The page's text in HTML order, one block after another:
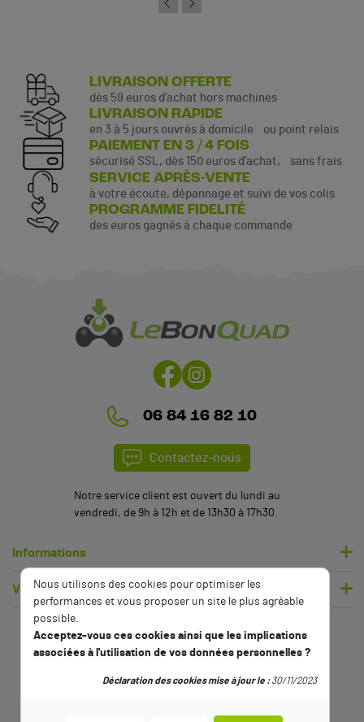
(2 avis)
LIVRAISON OFFERTE
dès 59 euros d’achat hors machines
LIVRAISON RAPIDE
en 3 à 5 jours ouvrés à domicile ou point relais
PAIEMENT EN 3 / 4 FOIS
sécurisé SSL, dès 150 euros d’achat, sans frais
SERVICE APRÈS-VENTE
à votre écoute, dépannage et suivi de vos colis
PROGRAMME FIDELITÉ
des euros gagnés à chaque commande
06 84 16 82 10
Contactez-nous
Notre service client est ouvert du lundi au
vendredi, de 9h à 12h et de 13h30 à 17h30.
Informations
Votre compte
Nous utilisons des cookies pour optimiser les
performances et vous proposer un site le plus agréable
possible.
Acceptez-vous ces cookies ainsi que les implications
associées à l'utilisation de vos données personnelles ?
Déclaration des cookies mise à jour le :30/11/2023